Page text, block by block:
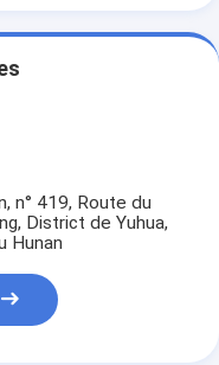
n° 419, Route du
District de Yuhua,
Hunan